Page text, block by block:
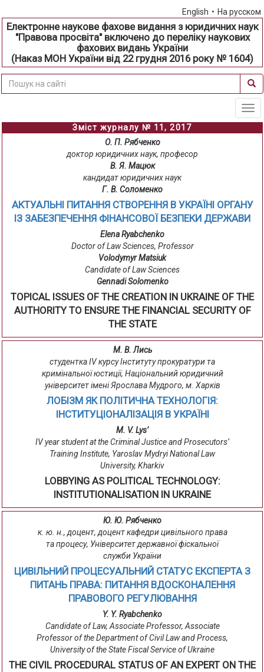
English • На русском
Електронне наукове фахове видання з юридичних наук
"Правова просвіта" включено до переліку наукових
фахових видань України
(Наказ МОН України від 22 грудня 2016 року № 1604)
Зміст журналу № 11, 2017
О. П. Рябченко
доктор юридичних наук, професор
В. Я. Мацюк
кандидат юридичних наук
Г. В. Соломенко
АКТУАЛЬНІ ПИТАННЯ СТВОРЕННЯ В УКРАЇНІ ОРГАНУ
ІЗ ЗАБЕЗПЕЧЕННЯ ФІНАНСОВОЇ БЕЗПЕКИ ДЕРЖАВИ
Elena Ryabchenko
Doctor of Law Sciences, Professor
Volodymyr Matsiuk
Candidate of Law Sciences
Gennadi Solomenko
TOPICAL ISSUES OF THE CREATION IN UKRAINE OF THE
AUTHORITY TO ENSURE THE FINANCIAL SECURITY OF
THE STATE
М. В. Лись
студентка IV курсу Інституту прокуратури та
кримінальної юстиції, Національний юридичний
університет імені Ярослава Мудрого, м. Харків
ЛОБІЗМ ЯК ПОЛІТИЧНА ТЕХНОЛОГІЯ:
ІНСТИТУЦІОНАЛІЗАЦІЯ В УКРАЇНІ
M. V. Lys’
IV year student at the Criminal Justice and Prosecutors’
Training Institute, Yaroslav Mydryi National Law
University, Kharkiv
LOBBYING AS POLITICAL TECHNOLOGY:
INSTITUTIONALISATION IN UKRAINE
Ю. Ю. Рябченко
к. ю. н., доцент, доцент кафедри цивільного права
та процесу, Університет державної фіскальної
служби України
ЦИВІЛЬНИЙ ПРОЦЕСУАЛЬНИЙ СТАТУС ЕКСПЕРТА З
ПИТАНЬ ПРАВА: ПИТАННЯ ВДОСКОНАЛЕННЯ
ПРАВОВОГО РЕГУЛЮВАННЯ
Y. Y. Ryabchenko
Candidate of Law, Associate Professor, Associate
Professor of the Department of Civil Law and Process,
University of the State Fiscal Service of Ukraine
THE CIVIL PROCEDURAL STATUS OF AN EXPERT ON THE